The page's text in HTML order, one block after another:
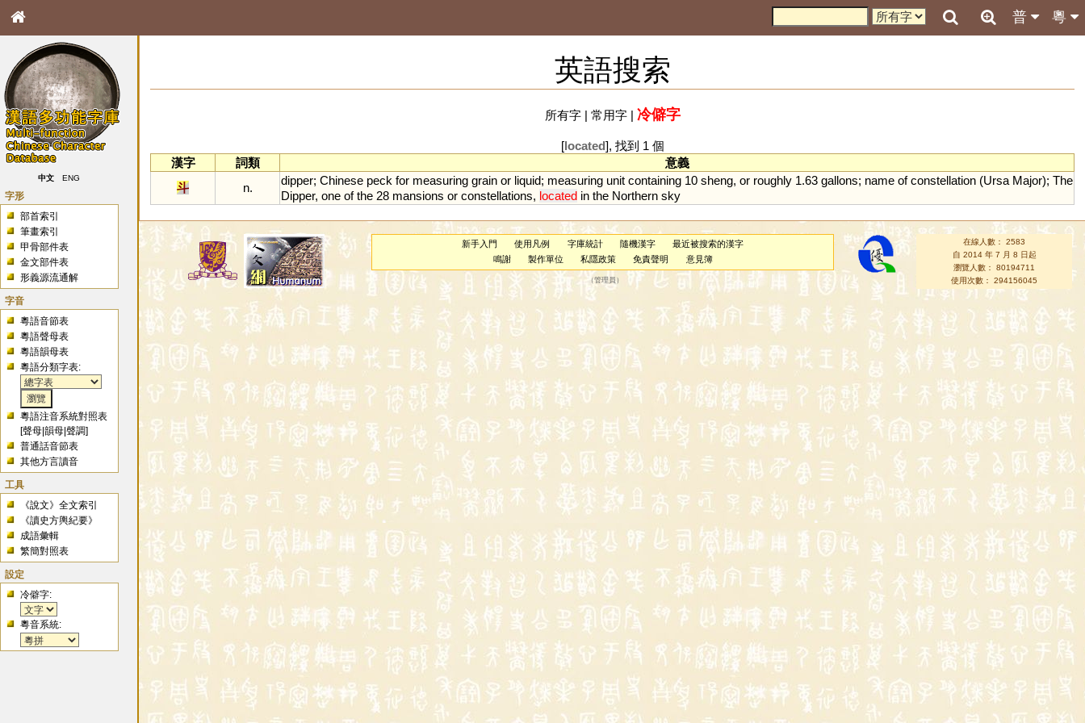
粵
普
中文 ENG
字形
部首索引
筆畫索引
甲骨部件表
金文部件表
形義源流通解
字音
粵語音節表
粵語聲母表
粵語韻母表
粵語分類字表:
粵語注音系統對照表
[聲母 |韻母 |聲調]
普通話音節表
其他方言讀音
工具
《說文》全文索引
《讀史方輿紀要》
成語彙輯
繁簡對照表
設定
冷僻字:
粵音系統:
英語搜索
所有字| 常用字| 冷僻字
[located], 找到 1 個
漢字
詞類
意義
斗
n.
dipper; Chinese peck for measuring grain or liquid; measuring unit containing 10 sheng, or roughly 1.63 gallons; name of constellation (Ursa Major); The
Dipper, one of the 28 mansions or constellations, located in the Northern sky
新手入門 使用凡例 字庫統計 隨機漢字
最近被搜索的漢字
鳴謝
製作單位 私隱政策 免責聲明 意見簿
（管理員）
在線人數： 2583
自 2014 年 7 月 8 日起
瀏覽人數： 80194711
使用次數： 294156045